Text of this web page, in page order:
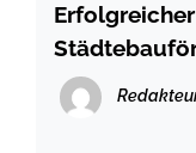
gemeinsam